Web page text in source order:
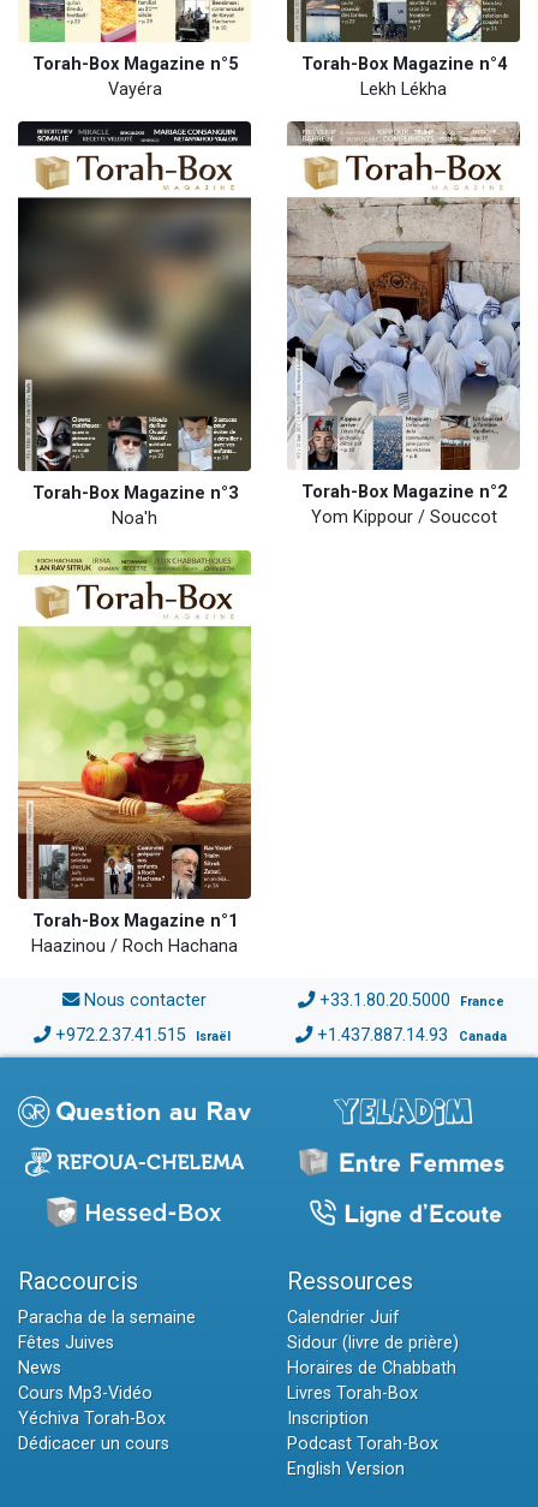
Torah-Box Magazine n°5
Vayéra
Torah-Box Magazine n°4
Lekh Lékha
Torah-Box Magazine n°3
Noa'h
Torah-Box Magazine n°2
Yom Kippour / Souccot
Torah-Box Magazine n°1
Haazinou / Roch Hachana
Nous contacter +33.1.80.20.5000 France
+972.2.37.41.515 Israël +1.437.887.14.93 Canada
Raccourcis
Paracha de la semaine
Fêtes Juives
News
Cours Mp3-Vidéo
Yéchiva Torah-Box
Dédicacer un cours
Ressources
Calendrier Juif
Sidour (livre de prière)
Horaires de Chabbath
Livres Torah-Box
Inscription
Podcast Torah-Box
English Version